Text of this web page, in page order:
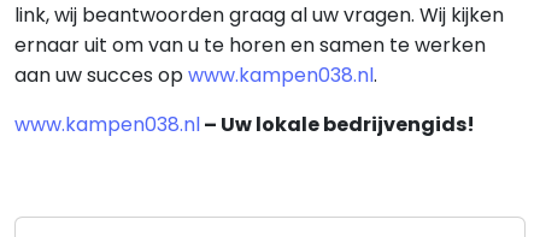
link, wij beantwoorden graag al uw vragen. Wij kijken
ernaar uit om van u te horen en samen te werken
aan uw succes opwww.kampen038.nl.
www.kampen038.nl– Uw lokale bedrijvengids!